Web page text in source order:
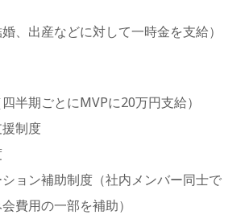
、出産などに対して一時金を支給）
半期ごとにMVPに20万円支給）
援制度
ション補助制度（社内メンバー同士で
費用の一部を補助）